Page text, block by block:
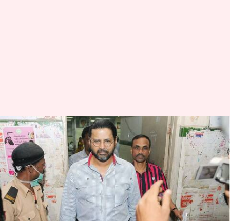
డెక్కన్ క్రానికల్ కు ఈడీ ఝలక్..
మనీలాండరింగ్ కేసుల్లో డీసీ
ప్రమోటర్లు అరెస్ట్
వ్రాసిన వారు TEJAVYAS BESTHA Jun 14, 2023 10:06 am
ఈ వార్తాకథనం ఏంటి